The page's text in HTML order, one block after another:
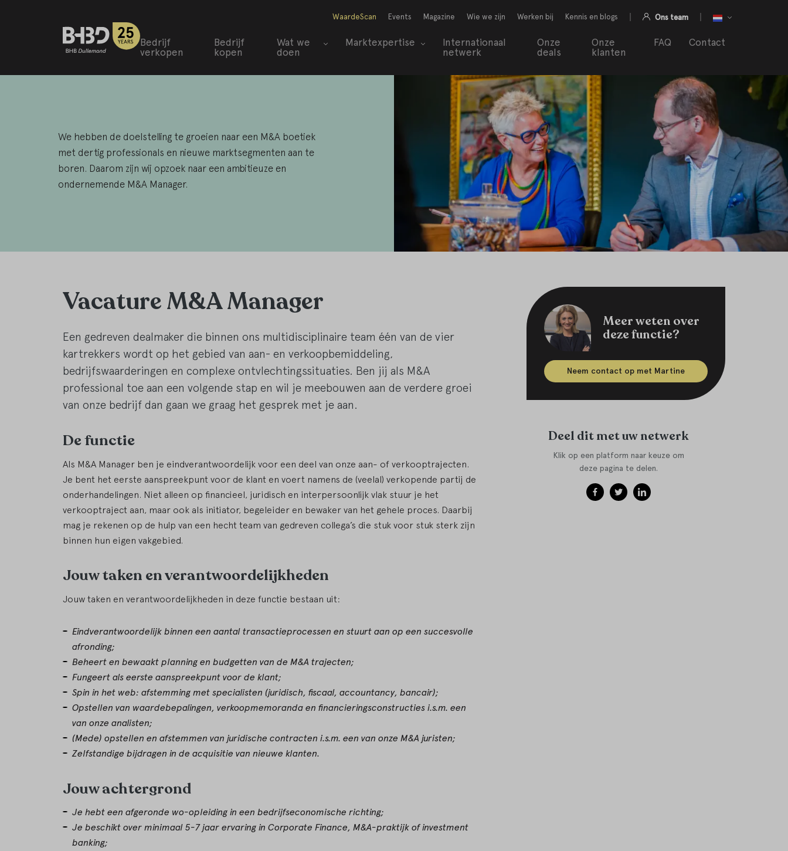
Bedrijf
verkopen
Bedrijf
kopen
Wat we
doen
Marktexpertise
Internationaal
netwerk
Onze
deals
Onze
klanten
FAQ Contact
WaardeScan Events Magazine Wie we zijn Werken bij Kennis en blogs Ons team
We hebben de doelstelling te groeien naar een M&A boetiek
met dertig professionals en nieuwe marktsegmenten aan te
boren. Daarom zijn wij opzoek naar een ambitieuze en
ondernemende M&A Manager.
Vacature M&A Manager
Een gedreven dealmaker die binnen ons multidisciplinaire team één van de vier
kartrekkers wordt op het gebied van aan- en verkoopbemiddeling,
bedrijfswaarderingen en complexe ontvlechtingssituaties. Ben jij als M&A
professional toe aan een volgende stap en wil je meebouwen aan de verdere groei
van onze bedrijf dan gaan we graag het gesprek met je aan.
De functie
Als M&A Manager ben je eindverantwoordelijk voor een deel van onze aan- of verkooptrajecten.
Je bent het eerste aanspreekpunt voor de klant en voert namens de (veelal) verkopende partij de
onderhandelingen. Niet alleen op financieel, juridisch en interpersoonlijk vlak stuur je het
verkooptraject aan, maar ook als initiator, begeleider en bewaker van het gehele proces. Daarbij
mag je rekenen op de hulp van een hecht team van gedreven collega’s die stuk voor stuk sterk zijn
binnen hun eigen vakgebied.
Jouw taken en verantwoordelijkheden
Jouw taken en verantwoordelijkheden in deze functie bestaan uit:
Eindverantwoordelijk binnen een aantal transactieprocessen en stuurt aan op een succesvolle
afronding;
Beheert en bewaakt planning en budgetten van de M&A trajecten;
Fungeert als eerste aanspreekpunt voor de klant;
Spin in het web: afstemming met specialisten (juridisch, fiscaal, accountancy, bancair);
Opstellen van waardebepalingen, verkoopmemoranda en financieringsconstructies i.s.m. een
van onze analisten;
(Mede) opstellen en afstemmen van juridische contracten i.s.m. een van onze M&A juristen;
Zelfstandige bijdragen in de acquisitie van nieuwe klanten.
Jouw achtergrond
Je hebt een afgeronde wo-opleiding in een bedrijfseconomische richting;
Je beschikt over minimaal 5-7 jaar ervaring in Corporate Finance, M&A-praktijk of investment
banking;
Meer weten over
deze functie?
Neem contact op met Martine
Deel dit met uw netwerk
Klik op een platform naar keuze om
deze pagina te delen.